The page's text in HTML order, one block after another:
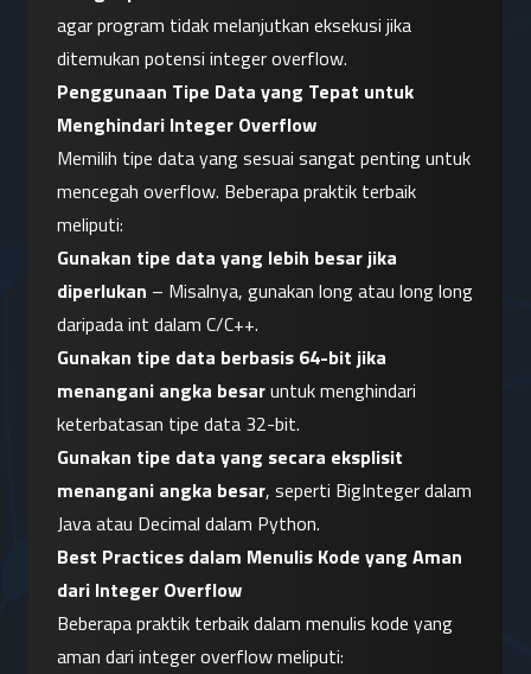
agar program tidak melanjutkan eksekusi jika
ditemukan potensi integer overflow.
Penggunaan Tipe Data yang Tepat untuk
Menghindari Integer Overflow
Memilih tipe data yang sesuai sangat penting untuk
mencegah overflow. Beberapa praktik terbaik
meliputi:
Gunakan tipe data yang lebih besar jika
diperlukan – Misalnya, gunakan long atau long long
daripada int dalam C/C++.
Gunakan tipe data berbasis 64-bit jika
menangani angka besar untuk menghindari
keterbatasan tipe data 32-bit.
Gunakan tipe data yang secara eksplisit
menangani angka besar, seperti BigInteger dalam
Java atau Decimal dalam Python.
Best Practices dalam Menulis Kode yang Aman
dari Integer Overflow
Beberapa praktik terbaik dalam menulis kode yang
aman dari integer overflow meliputi: